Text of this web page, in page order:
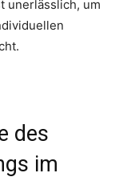
unerlässlich, um
des
im